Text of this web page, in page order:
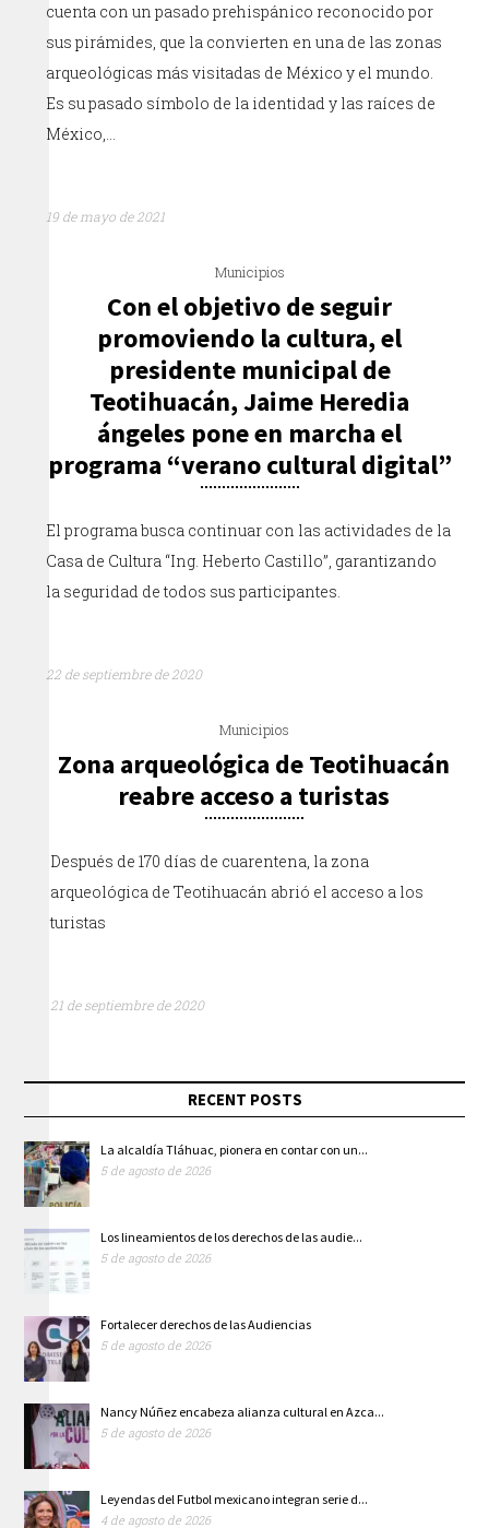
cuenta con un pasado prehispánico reconocido por
sus pirámides, que la convierten en una de las zonas
arqueológicas más visitadas de México y el mundo.
Es su pasado símbolo de la identidad y las raíces de
México,…
19 de mayo de 2021
Municipios
Con el objetivo de seguir
promoviendo la cultura, el
presidente municipal de
Teotihuacán, Jaime Heredia
ángeles pone en marcha el
programa “verano cultural digital”
El programa busca continuar con las actividades de la
Casa de Cultura “Ing. Heberto Castillo”, garantizando
la seguridad de todos sus participantes.
22 de septiembre de 2020
Municipios
Zona arqueológica de Teotihuacán
reabre acceso a turistas
Después de 170 días de cuarentena, la zona
arqueológica de Teotihuacán abrió el acceso a los
turistas
21 de septiembre de 2020
RECENT POSTS
La alcaldía Tláhuac, pionera en contar con un...
5 de agosto de 2026
Los lineamientos de los derechos de las audie...
5 de agosto de 2026
Fortalecer derechos de las Audiencias
5 de agosto de 2026
Nancy Núñez encabeza alianza cultural en Azca...
5 de agosto de 2026
Leyendas del Futbol mexicano integran serie d...
4 de agosto de 2026